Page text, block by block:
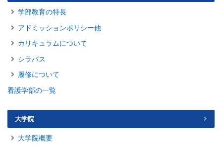
学部教育の特長
アドミッションポリシー他
カリキュラムについて
シラバス
履修について
看護学部の一覧
大学院
大学院概要